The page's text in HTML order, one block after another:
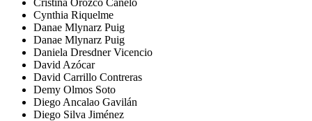
Cristina Orozco Canelo
Cynthia Riquelme
Danae Mlynarz Puig
Danae Mlynarz Puig
Daniela Dresdner Vicencio
David Azócar
David Carrillo Contreras
Demy Olmos Soto
Diego Ancalao Gavilán
Diego Silva Jiménez